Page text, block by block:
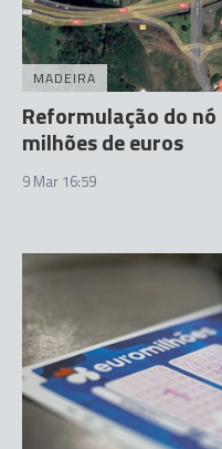
MADEIRA
Reformulação do
milhões de euros
9 Mar 16:59